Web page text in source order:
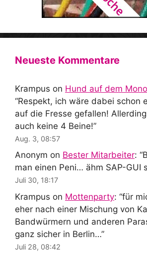
Neueste Kommentare
Krampus on Hund auf dem
“Respekt, ich wäre dabei schon
auf die Fresse gefallen!
auch keine 4 Beine!”
Aug. 3, 08:57
Anonym on Bester Mitarbeiter: “
man einen Peni… ähm SAP-GUI
Juli 30, 18:17
Krampus on Mottenparty: “für
eher nach einer Mischung von
Bandwürmern und anderen
ganz sicher in Berlin…”
Juli 28, 08:42